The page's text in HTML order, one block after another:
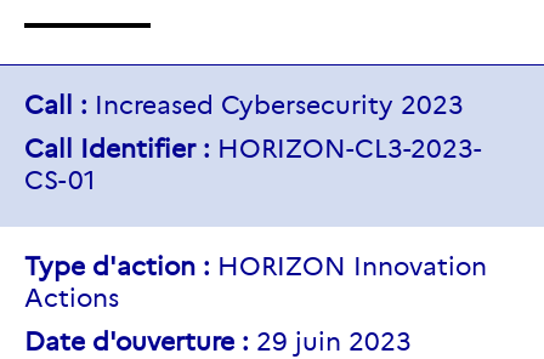
Type d'action : HORIZON Innovation
Actions
Date d'ouverture : 29 juin 2023
Call : Increased Cybersecurity 2023
Call Identifier : HORIZON-CL3-2023-
CS-01